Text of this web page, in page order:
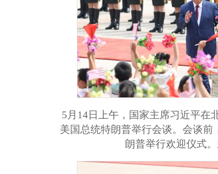
5月14日上午，国家主席习近平在
美国总统特朗普举行会谈。会谈
朗普举行欢迎仪式